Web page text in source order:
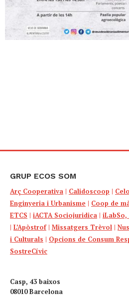
GRUP ECOS SOM
Arç Cooperativa | Calidoscoop |
Enginyeria i Urbanisme | Coop de
ETCS | iACTA Sociojuridica |
| L’Apòstrof| Missatgers Trèvol |
i Culturals | Opcions de Consum
SostreCívic
Casp, 43 baixos
08010 Barcelona